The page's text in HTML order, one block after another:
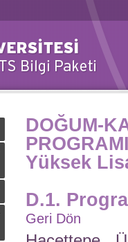
DOĞUM-
Yüksek
D.1.
Geri Dön